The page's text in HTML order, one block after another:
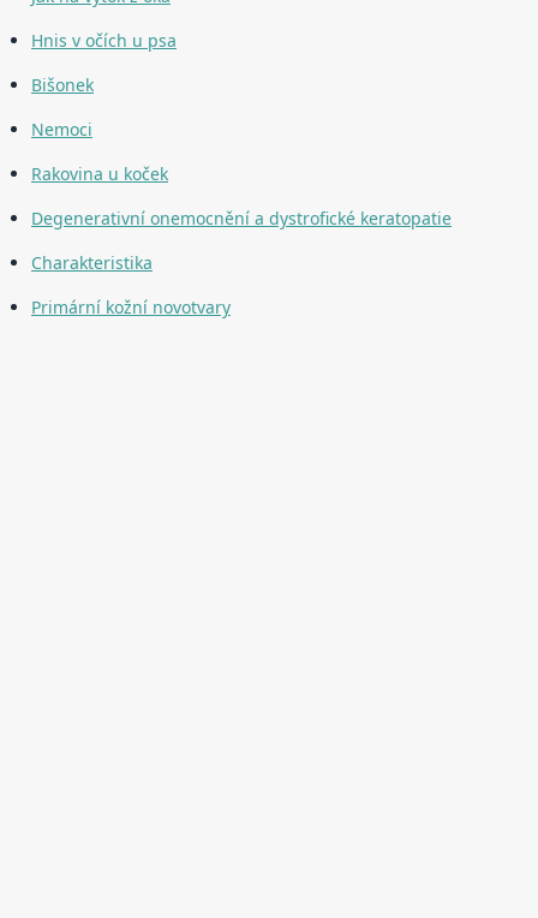
Hnis v očích u psa
Bišonek
Nemoci
Rakovina u koček
Degenerativní onemocnění a dystrofické keratopatie
Charakteristika
Primární kožní novotvary